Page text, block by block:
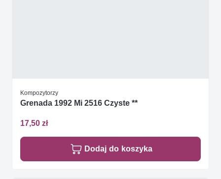
Kompozytorzy
Grenada 1992 Mi 2516 Czyste **
17,50 zł
Dodaj do koszyka